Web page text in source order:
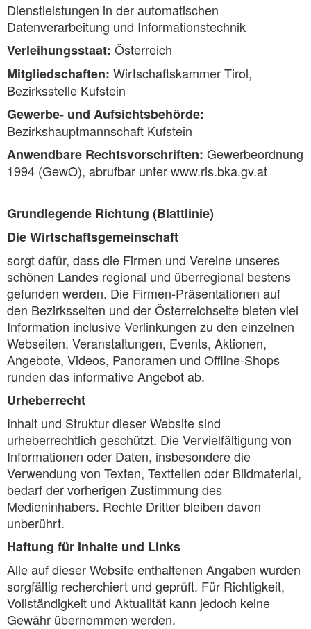
Dienstleistungen in der automatischen
Datenverarbeitung und Informationstechnik
Verleihungsstaat: Österreich
Mitgliedschaften: Wirtschaftskammer Tirol,
Bezirksstelle Kufstein
Gewerbe- und Aufsichtsbehörde:
Bezirkshauptmannschaft Kufstein
Anwendbare Rechtsvorschriften: Gewerbeordnung
1994 (GewO), abrufbar unter www.ris.bka.gv.at
Grundlegende Richtung (Blattlinie)
Die Wirtschaftsgemeinschaft
sorgt dafür, dass die Firmen und Vereine unseres
schönen Landes regional und überregional bestens
gefunden werden. Die Firmen-Präsentationen auf
den Bezirksseiten und der Österreichseite bieten viel
Information inclusive Verlinkungen zu den einzelnen
Webseiten. Veranstaltungen, Events, Aktionen,
Angebote, Videos, Panoramen und Offline-Shops
runden das informative Angebot ab.
Urheberrecht
Inhalt und Struktur dieser Website sind
urheberrechtlich geschützt. Die Vervielfältigung von
Informationen oder Daten, insbesondere die
Verwendung von Texten, Textteilen oder Bildmaterial,
bedarf der vorherigen Zustimmung des
Medieninhabers. Rechte Dritter bleiben davon
unberührt.
Haftung für Inhalte und Links
Alle auf dieser Website enthaltenen Angaben wurden
sorgfältig recherchiert und geprüft. Für Richtigkeit,
Vollständigkeit und Aktualität kann jedoch keine
Gewähr übernommen werden.